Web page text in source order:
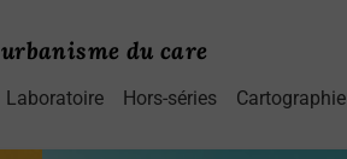
urbanisme du care
Laboratoire Hors-séries Cartographie